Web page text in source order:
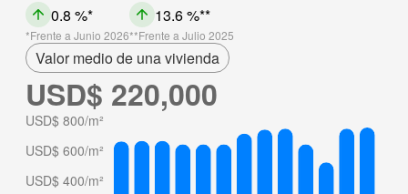
0.8 %
Frente a Junio 2026
13.6 %
Frente a Julio 2025
Valor medio de una vivienda
USD$ 220,000